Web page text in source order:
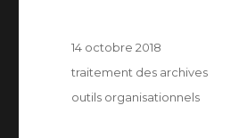
Publié
14 octobre 2018
Catégories
traitement des archives
Étiquettes
outils organisationnels